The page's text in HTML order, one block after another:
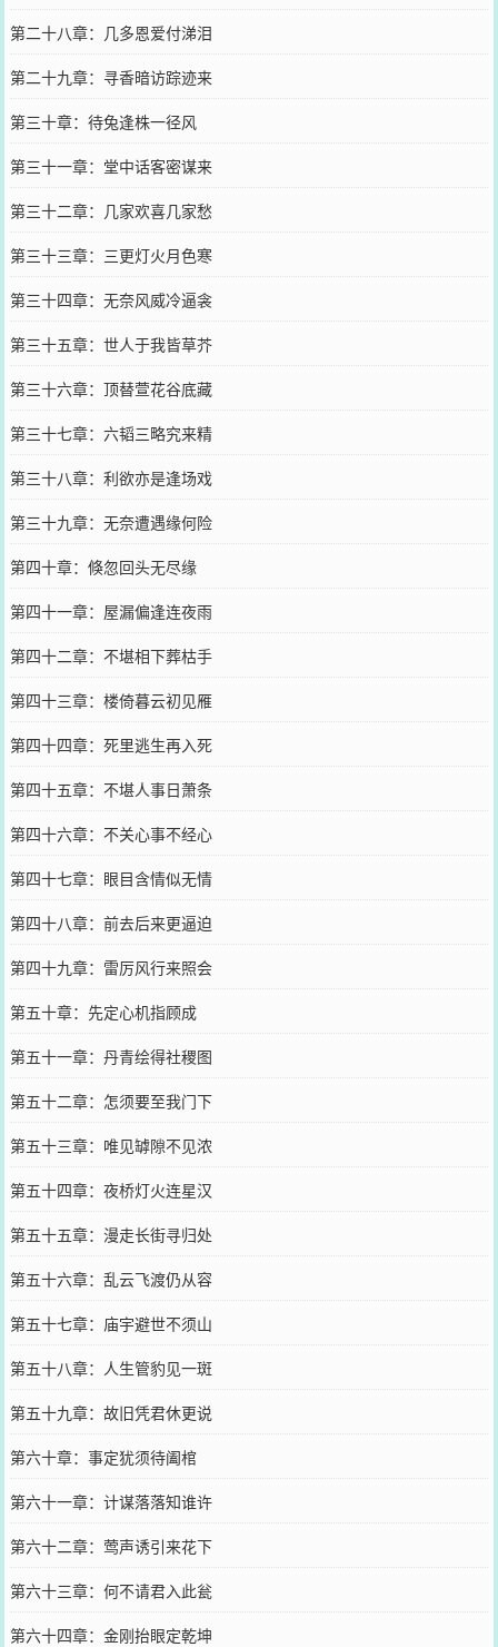
第二十八章：几多恩爱付涕泪
第二十九章：寻香暗访踪迹来
第三十章：待兔逢株一径风
第三十一章：堂中话客密谋来
第三十二章：几家欢喜几家愁
第三十三章：三更灯火月色寒
第三十四章：无奈风威冷逼衾
第三十五章：世人于我皆草芥
第三十六章：顶替萱花谷底藏
第三十七章：六韬三略究来精
第三十八章：利欲亦是逢场戏
第三十九章：无奈遭遇缘何险
第四十章：倏忽回头无尽缘
第四十一章：屋漏偏逢连夜雨
第四十二章：不堪相下葬枯手
第四十三章：楼倚暮云初见雁
第四十四章：死里逃生再入死
第四十五章：不堪人事日萧条
第四十六章：不关心事不经心
第四十七章：眼目含情似无情
第四十八章：前去后来更逼迫
第四十九章：雷厉风行来照会
第五十章：先定心机指顾成
第五十一章：丹青绘得社稷图
第五十二章：怎须要至我门下
第五十三章：唯见罅隙不见浓
第五十四章：夜桥灯火连星汉
第五十五章：漫走长街寻归处
第五十六章：乱云飞渡仍从容
第五十七章：庙宇避世不须山
第五十八章：人生管豹见一斑
第五十九章：故旧凭君休更说
第六十章：事定犹须待阖棺
第六十一章：计谋落落知谁许
第六十二章：莺声诱引来花下
第六十三章：何不请君入此瓮
第六十四章：金刚抬眼定乾坤